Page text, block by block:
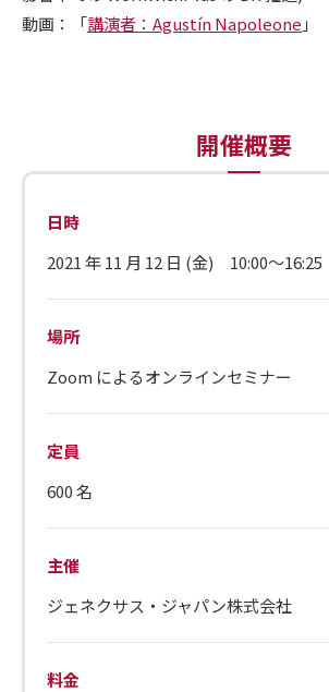
動画：「講演者：Agustín Napoleone 」
開催概要
日時
2021 年 11 月 12 日 (金) 10:00～16:25
場所
Zoom によるオンラインセミナー
定員
600 名
主催
ジェネクサス・ジャパン株式会社
料金